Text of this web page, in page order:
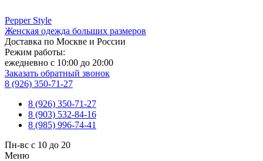
Pepper Style
Женская одежда больших размеров
Доставка по Москве и России
Режим работы:
ежедневно с 10:00 до 20:00
Заказать обратный звонок
8 (926) 350-71-27
8 (926) 350-71-27
8 (903) 532-84-16
8 (985) 996-74-41
Пн-вс с 10 до 20
Меню